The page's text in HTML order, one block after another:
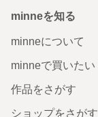
minneを知る
minneについて
minneで買いたい
作品をさがす
ショップをさがす